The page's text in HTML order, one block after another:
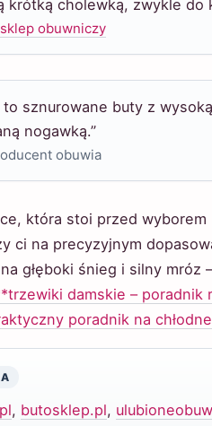
krótką cholewką, zwykle do
obuwniczy
to sznurowane buty z
nogawką.”
obuwia
która stoi przed
ci na precyzyjnym
głęboki śnieg i silny
damskie – poradnik
poradnik na
, butosklep.pl,